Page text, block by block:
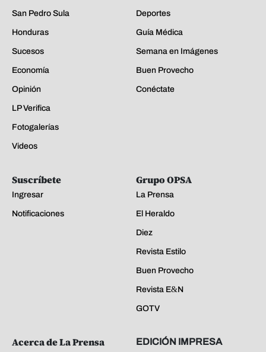
San Pedro Sula
Honduras
Sucesos
Economía
Opinión
LP Verifica
Fotogalerías
Videos
Deportes
Guía Médica
Semana en Imágenes
Buen Provecho
Conéctate
Suscríbete
Ingresar
Notificaciones
Grupo OPSA
La Prensa
El Heraldo
Diez
Revista Estilo
Buen Provecho
Revista E&N
GOTV
Acerca de La Prensa EDICIÓN IMPRESA